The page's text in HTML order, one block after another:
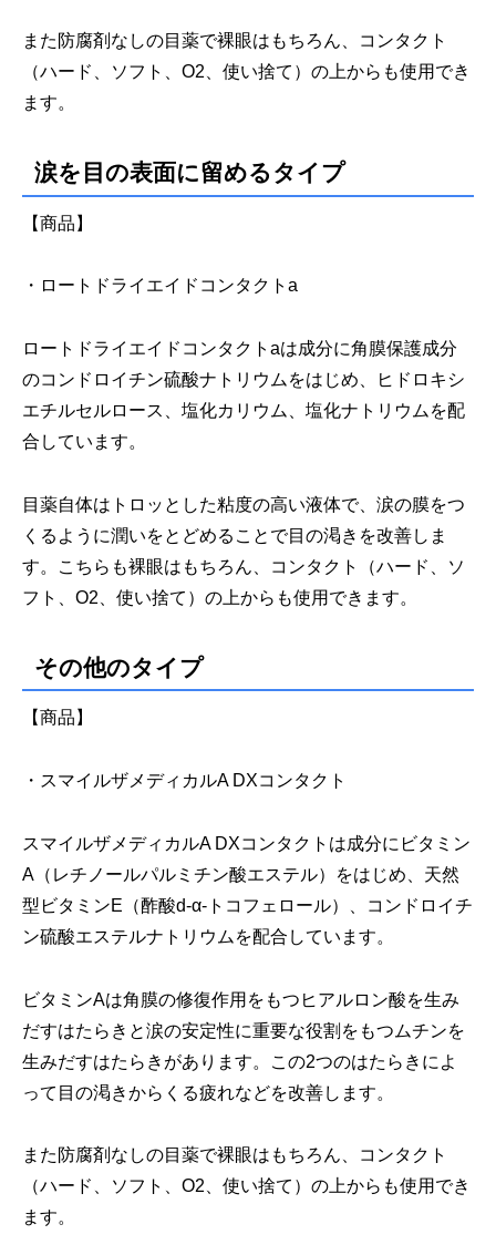
また防腐剤なしの目薬で裸眼はもちろん、コンタクト
（ハード、ソフト、O2、使い捨て）の上からも使用でき
ます。
涙を目の表面に留めるタイプ
【商品】
・ロートドライエイドコンタクトa
ロートドライエイドコンタクトaは成分に角膜保護成分
のコンドロイチン硫酸ナトリウムをはじめ、ヒドロキシ
エチルセルロース、塩化カリウム、塩化ナトリウムを配
合しています。
目薬自体はトロッとした粘度の高い液体で、涙の膜をつ
くるように潤いをとどめることで目の渇きを改善しま
す。こちらも裸眼はもちろん、コンタクト（ハード、ソ
フト、O2、使い捨て）の上からも使用できます。
その他のタイプ
【商品】
・スマイルザメディカルA DXコンタクト
スマイルザメディカルA DXコンタクトは成分にビタミン
A（レチノールパルミチン酸エステル）をはじめ、天然
型ビタミンE（酢酸d-α-トコフェロール）、コンドロイチ
ン硫酸エステルナトリウムを配合しています。
ビタミンAは角膜の修復作用をもつヒアルロン酸を生み
だすはたらきと涙の安定性に重要な役割をもつムチンを
生みだすはたらきがあります。この2つのはたらきによ
って目の渇きからくる疲れなどを改善します。
また防腐剤なしの目薬で裸眼はもちろん、コンタクト
（ハード、ソフト、O2、使い捨て）の上からも使用でき
ます。